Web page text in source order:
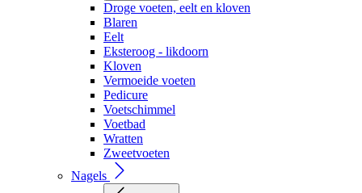
Droge voeten, eelt en kloven
Blaren
Eelt
Eksteroog - likdoorn
Kloven
Vermoeide voeten
Pedicure
Voetschimmel
Voetbad
Wratten
Zweetvoeten
Nagels